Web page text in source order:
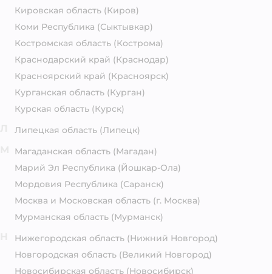
Кировская область (Киров)
Коми Республика (Сыктывкар)
Костромская область (Кострома)
Краснодарский край (Краснодар)
Красноярский край (Красноярск)
Курганская область (Курган)
Курская область (Курск)
Липецкая область (Липецк)
Магаданская область (Магадан)
Марий Эл Республика (Йошкар-Ола)
Мордовия Республика (Саранск)
Москва и Московская область (г. Москва)
Мурманская область (Мурманск)
Нижегородская область (Нижний Новгород)
Новгородская область (Великий Новгород)
Новосибирская область (Новосибирск)